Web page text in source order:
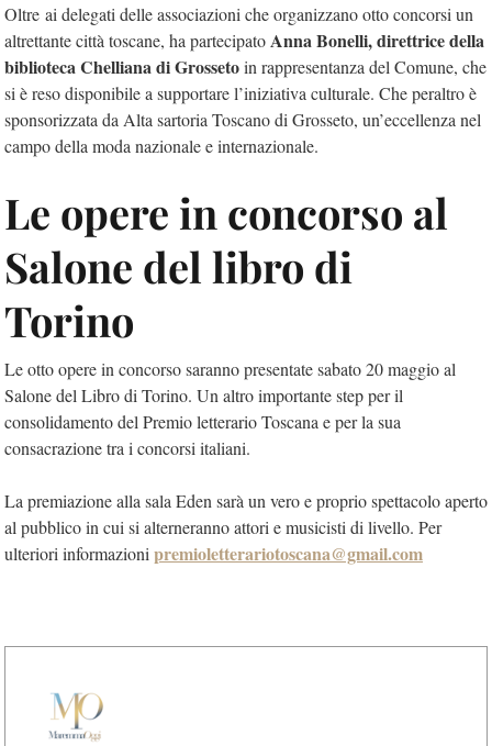
Oltre ai delegati delle associazioni che organizzano otto concorsi un
altrettante città toscane, ha partecipatoAnna Bonelli, direttrice della
biblioteca Chelliana di Grossetoin rappresentanza del Comune, che
si è reso disponibile a supportare l’iniziativa culturale. Che peraltro è
sponsorizzata da Alta sartoria Toscano di Grosseto, un’eccellenza nel
campo della moda nazionale e internazionale.
Le opere in concorso al
Salone del libro di
Torino
Le otto opere in concorso saranno presentate sabato 20 maggio al
Salone del Libro di Torino. Un altro importante step per il
consolidamento del Premio letterario Toscana e per la sua
consacrazione tra i concorsi italiani.
La premiazione alla sala Eden sarà un vero e proprio spettacolo aperto
al pubblico in cui si alterneranno attori e musicisti di livello. Per
ulteriori informazioni premioletterariotoscana@gmail.com